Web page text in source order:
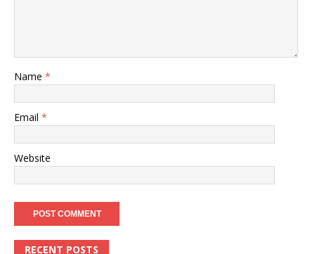
Name *
Email *
Website
RECENT POSTS